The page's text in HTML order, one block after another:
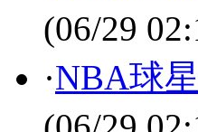
(06/29
·NBA球